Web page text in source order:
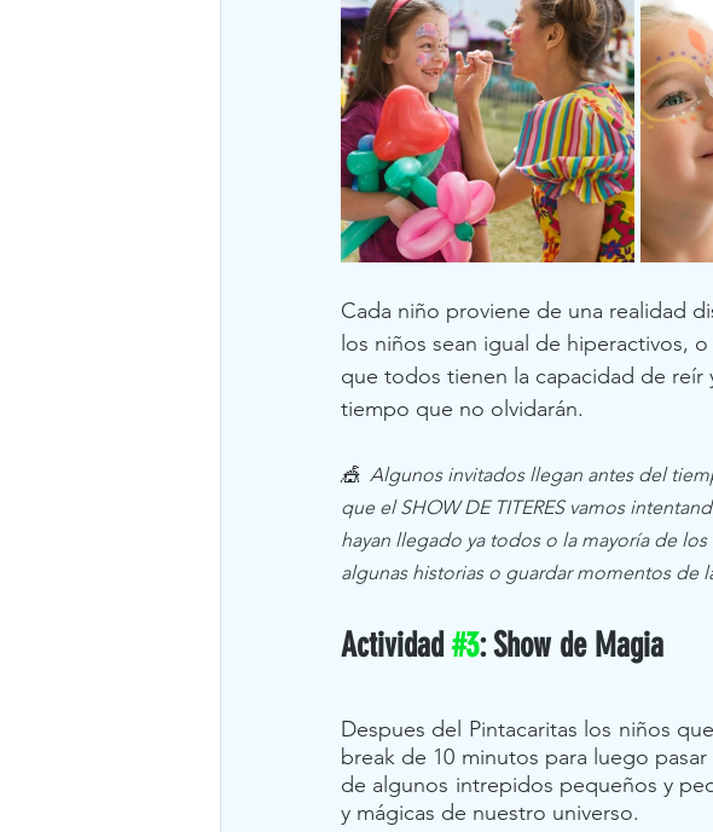
Cada niño proviene de una realidad
los niños sean igual de hiperactivos,
que todos tienen la capacidad de
tiempo que no olvidarán.
🎪  Algunos invitados llegan antes del
que el SHOW DE TITERES vamos
hayan llegado ya todos o la mayoría de
algunas historias o guardar momentos de
Actividad #3: Show de Magia
Despues del Pintacaritas los niños
break de 10 minutos para luego
de algunos intrepidos pequeños y
y mágicas de nuestro universo.